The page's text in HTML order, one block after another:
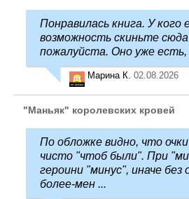
Понравилась книга. У кого
возможность скиньте
пожалуйста. Оно уже есть,
Марина К. 02.08.2026
"Маньяк" королевских кровей
По обложке видно, что
чисто "чтоб были". При
героини "минус", иначе без
более-мен ...